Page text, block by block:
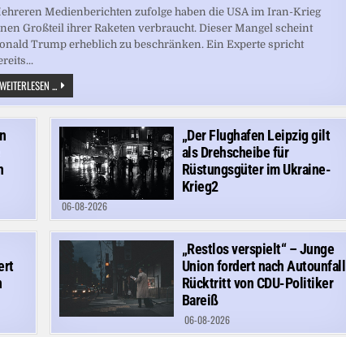
Medienberichten zufolge haben die USA im Iran-Krieg
Großteil ihrer Raketen verbraucht. Dieser Mangel scheint
Trump erheblich zu beschränken. Ein Experte spricht
WEITERLESEN ... „ZEIGT
IHNEN,
WIE
MAN
DIE
USA
BESIEGEN
KANN“
AMERIKAS
BEDENKLICHER
RAKETENMANGEL
„Der Flughafen Leipzig gilt
als Drehscheibe für
Rüstungsgüter im Ukraine-
Krieg2
06-08-2026
„Restlos verspielt“ – Junge
Union fordert nach Autounfall
Rücktritt von CDU-Politiker
Bareiß
06-08-2026